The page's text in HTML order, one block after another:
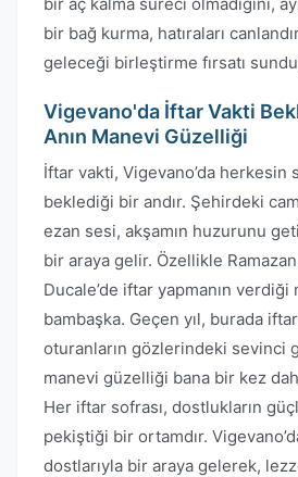
bir bağ kurma, hatıraları
geleceği birleştirme fırsatı
Vigevano'da İftar Vakti
Anın Manevi Güzelliği
İftar vakti, Vigevano’da herkesin
beklediği bir andır. Şehirdeki
ezan sesi, akşamın huzurunu
bir araya gelir. Özellikle
Ducale’de iftar yapmanın verdiği
bambaşka. Geçen yıl, burada
oturanların gözlerindeki sevinci
manevi güzelliği bana bir kez
Her iftar sofrası, dostlukların
pekiştiği bir ortamdır.
dostlarıyla bir araya gelerek,